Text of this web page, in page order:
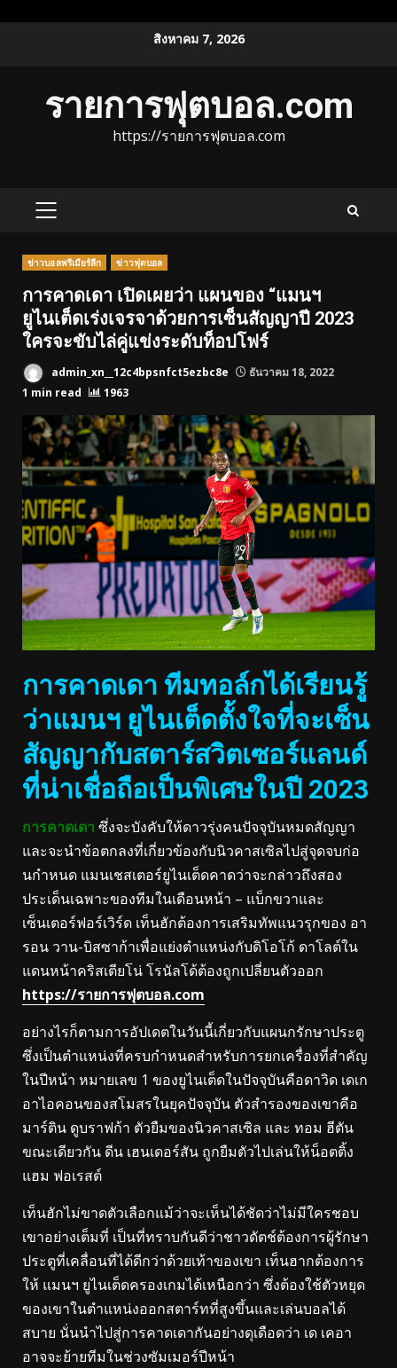
สิงหาคม 7, 2026
รายการฟุตบอล.com
https://รายการฟุตบอล.com
PRIMARY
ข่าวบอลพรีเมียร์ลีก ข่าวฟุตบอล
การคาดเดา เปิดเผยว่า แผนของ “แมนฯ
ยูไนเต็ดเร่งเจรจาด้วยการเซ็นสัญญาปี 2023
ใครจะขับไล่คู่แข่งระดับท็อปโฟร์
admin_xn__12c4bpsnfct5ezbc8e
ธันวาคม 18, 2022
1 min read
1963
การคาดเดา ทีมทอล์กได้เรียนรู้
ว่าแมนฯ ยูไนเต็ดตั้งใจที่จะเซ็น
สัญญากับสตาร์สวิตเซอร์แลนด์
ที่น่าเชื่อถือเป็นพิเศษในปี 2023
การคาดเดา ซึ่งจะบังคับให้ดาวรุ่งคนปัจจุบันหมดสัญญา
และจะนําข้อตกลงที่เกี่ยวข้องกับนิวคาสเซิลไปสู่จุดจบก่อ
นกําหนด แมนเชสเตอร์ยูไนเต็ดคาดว่าจะกล่าวถึงสอง
ประเด็นเฉพาะของทีมในเดือนหน้า – แบ็กขวาและ
เซ็นเตอร์ฟอร์เวิร์ด เท็นฮักต้องการเสริมทัพแนวรุกของ อา
รอน วาน-บิสซาก้าเพื่อแย่งตําแหน่งกับดิโอโก้ ดาโลต์ใน
แดนหน้าคริสเตียโน่ โรนัลโด้ต้องถูกเปลี่ยนตัวออก
https://รายการฟุตบอล.com
อย่างไรก็ตามการอัปเดตในวันนี้เกี่ยวกับแผนกรักษาประตู
ซึ่งเป็นตําแหน่งที่ครบกําหนดสําหรับการยกเครื่องที่สําคัญ
ในปีหน้า หมายเลข 1 ของยูไนเต็ดในปัจจุบันคือดาวิด เดเก
อาไอคอนของสโมสรในยุคปัจจุบัน ตัวสํารองของเขาคือ
มาร์ติน ดูบราฟก้า ตัวยืมของนิวคาสเซิล และ ทอม ฮีตัน
ขณะเดียวกัน ดีน เฮนเดอร์สัน ถูกยืมตัวไปเล่นให้น็อตติ้ง
แฮม ฟอเรสต์
เท็นฮักไม่ขาดตัวเลือกแม้ว่าจะเห็นได้ชัดว่าไม่มีใครชอบ
เขาอย่างเต็มที่ เป็นที่ทราบกันดีว่าชาวดัตช์ต้องการผู้รักษา
ประตูที่เคลื่อนที่ได้ดีกว่าด้วยเท้าของเขา เท็นฮากต้องการ
ให้ แมนฯ ยูไนเต็ดครองเกมได้เหนือกว่า ซึ่งต้องใช้ตัวหยุด
ของเขาในตําแหน่งออกสตาร์ทที่สูงขึ้นและเล่นบอลได้
สบาย นั่นนําไปสู่การคาดเดากันอย่างดุเดือดว่า เด เคอา
อาจจะย้ายทีมในช่วงซัมเมอร์ปีหน้า